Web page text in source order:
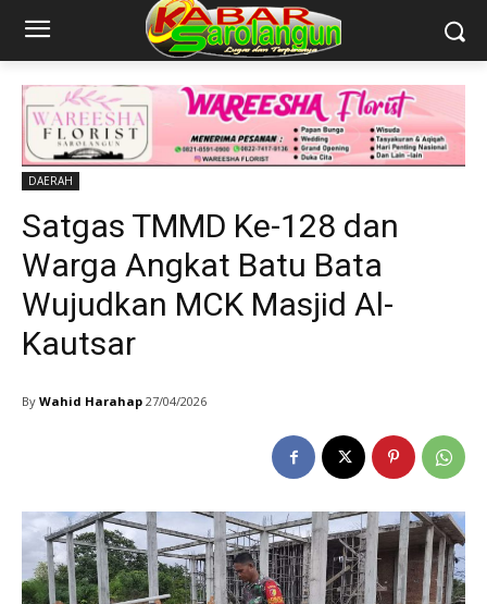
DAERAH
Satgas TMMD Ke-128 dan
Warga Angkat Batu Bata
Wujudkan MCK Masjid Al-
Kautsar
By Wahid Harahap 27/04/2026